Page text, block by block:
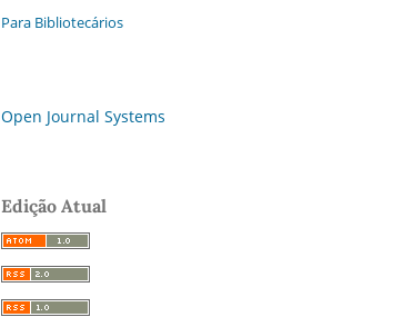
Para Bibliotecários
Open Journal Systems
Edição Atual